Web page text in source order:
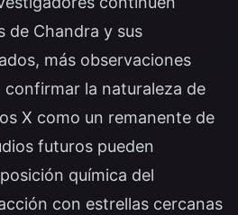
de Chandra y sus
más observaciones
confirmar la naturaleza de
X como un remanente de
futuros pueden
química del
con estrellas cercanas